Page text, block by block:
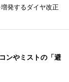
発するダイヤ改正
ンやミストの「避